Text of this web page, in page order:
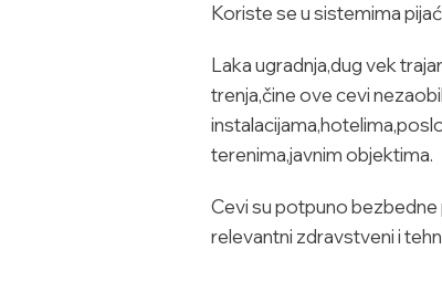
Koriste se u sistemima
Laka ugradnja,dug vek
trenja,čine ove cevi
terenima,javnim objektima.
Cevi su potpuno bezbedne
relevantni zdravstveni i